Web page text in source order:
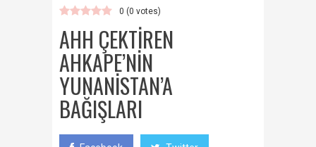
0 (0 votes)
AHH ÇEKTİREN
AHKAPE’NİN
YUNANİSTAN’A
BAĞIŞLARI